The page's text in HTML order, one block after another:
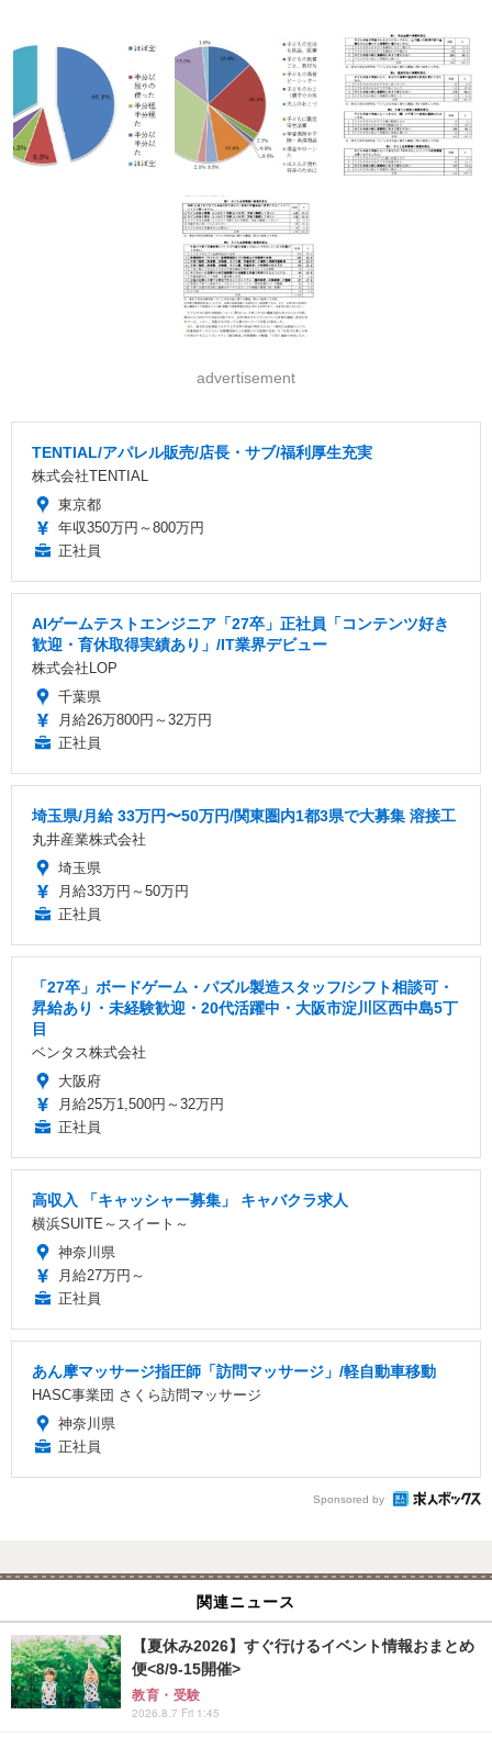
advertisement
TENTIAL/アパレル販売/店長・サブ/福利厚生充実
株式会社TENTIAL
東京都
年収350万円～800万円
正社員
AIゲームテストエンジニア「27卒」正社員「コンテンツ好き
歓迎・育休取得実績あり」/IT業界デビュー
株式会社LOP
千葉県
月給26万800円～32万円
正社員
埼玉県/月給 33万円〜50万円/関東圏内1都3県で大募集 溶接工
丸井産業株式会社
埼玉県
月給33万円～50万円
正社員
「27卒」ボードゲーム・パズル製造スタッフ/シフト相談可・
昇給あり・未経験歓迎・20代活躍中・大阪市淀川区西中島5丁
目
ベンタス株式会社
大阪府
月給25万1,500円～32万円
正社員
高収入 「キャッシャー募集」 キャバクラ求人
横浜SUITE～スイート～
神奈川県
月給27万円～
正社員
あん摩マッサージ指圧師「訪問マッサージ」/軽自動車移動
HASC事業団 さくら訪問マッサージ
神奈川県
正社員
Sponsored by
関連ニュース
【夏休み2026】すぐ行けるイベント情報おまとめ
便<8/9-15開催>
教育・受験
2026.8.7 Fri 1:45